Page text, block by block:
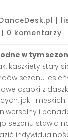
DanceDesk.pl |
| 0 komentarzy
w tym
kaszkiety stały
sezonu
czapki z
jak i męskich
i
sezonu stawia